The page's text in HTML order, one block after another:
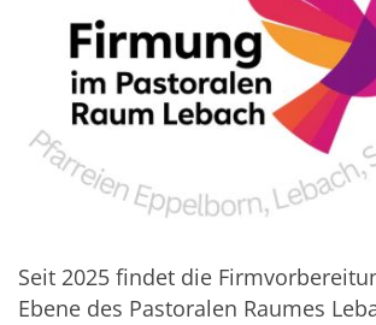
Seit 2025 findet die
Ebene des Pastoralen Raumes